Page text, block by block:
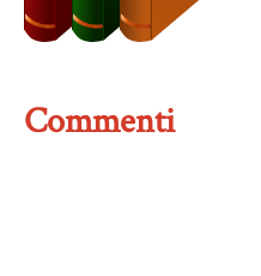
Commenti